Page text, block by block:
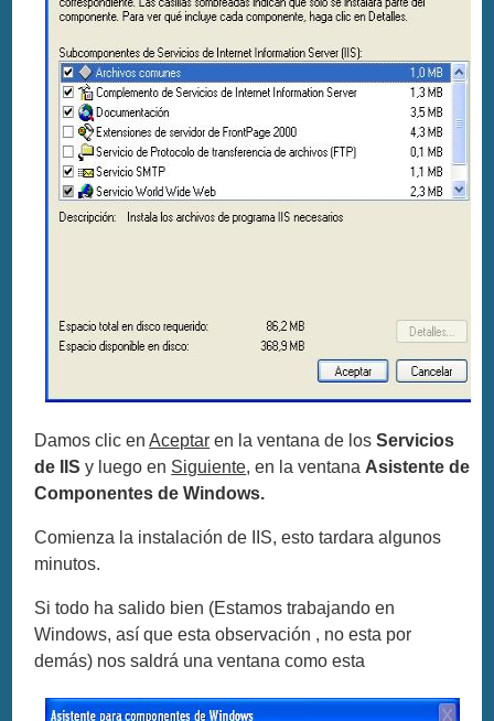
Damos clic enAceptar en la ventana de losServicios
de IIS y luego en Siguiente, en la ventana Asistente de
Componentes de Windows.
Comienza la instalación de IIS, esto tardara algunos
minutos.
Si todo ha salido bien (Estamos trabajando en
Windows, así que esta observación , no esta por
demás) nos saldrá una ventana como esta